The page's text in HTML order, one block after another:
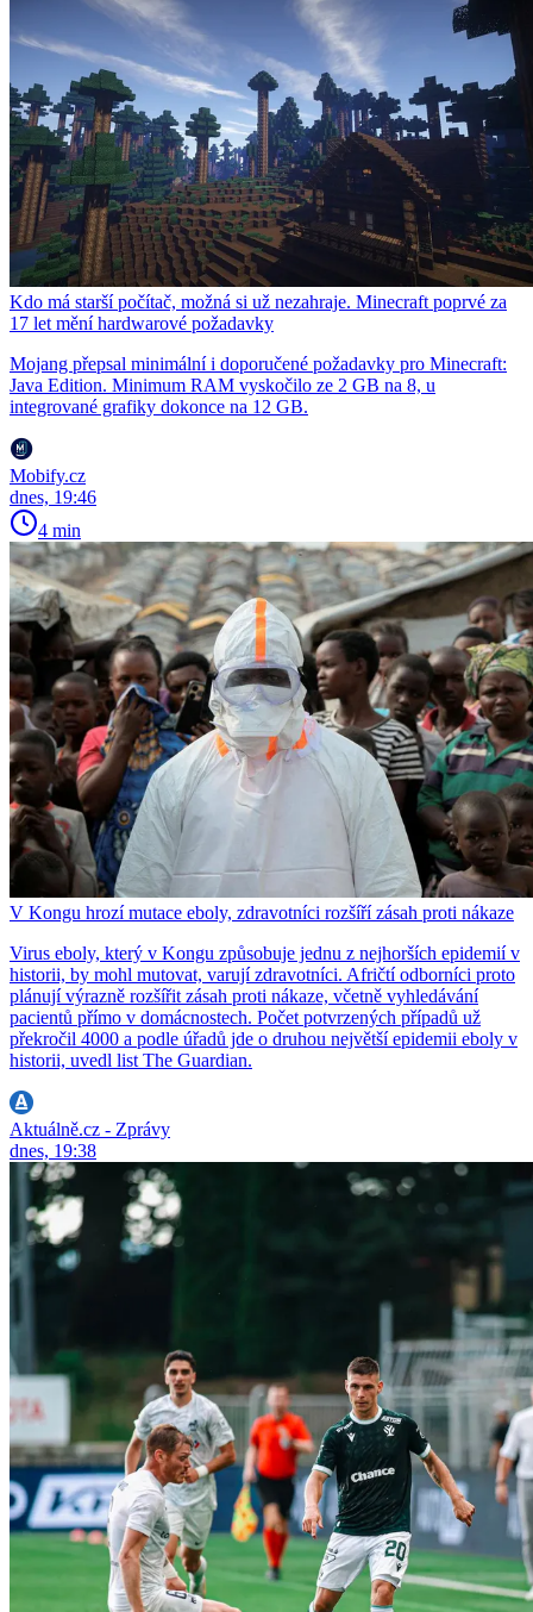
Kdo má starší počítač, možná si už nezahraje. Minecraft poprvé za
17 let mění hardwarové požadavky
Mojang přepsal minimální i doporučené požadavky pro Minecraft:
Java Edition. Minimum RAM vyskočilo ze 2 GB na 8, u
integrované grafiky dokonce na 12 GB.
Mobify.cz
dnes, 19:46
4 min
V Kongu hrozí mutace eboly, zdravotníci rozšíří zásah proti nákaze
Virus eboly, který v Kongu způsobuje jednu z nejhorších epidemií v
historii, by mohl mutovat, varují zdravotníci. Afričtí odborníci proto
plánují výrazně rozšířit zásah proti nákaze, včetně vyhledávání
pacientů přímo v domácnostech. Počet potvrzených případů už
překročil 4000 a podle úřadů jde o druhou největší epidemii eboly v
historii, uvedl list The Guardian.
Aktuálně.cz - Zprávy
dnes, 19:38